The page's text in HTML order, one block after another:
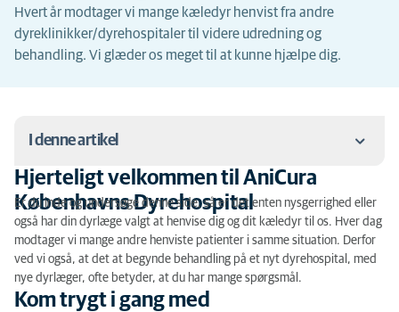
Hvert år modtager vi mange kæledyr henvist fra andre
dyreklinikker/dyrehospitaler til videre udredning og
behandling. Vi glæder os meget til at kunne hjælpe dig.
I denne artikel
Hjerteligt velkommen til AniCura Københavns
Dyrehospital
Kom trygt i gang med behandlingsforløbet - hvordan
foregår det?
Hjerteligt velkommen til AniCura
Københavns Dyrehospital
Er du inde og undersøge denne side, så er det enten nysgerrighed eller
også har din dyrlæge valgt at henvise dig og dit kæledyr til os. Hver dag
modtager vi mange andre henviste patienter i samme situation. Derfor
ved vi også, at det at begynde behandling på et nyt dyrehospital, med
nye dyrlæger, ofte betyder, at du har mange spørgsmål.
Kom trygt i gang med